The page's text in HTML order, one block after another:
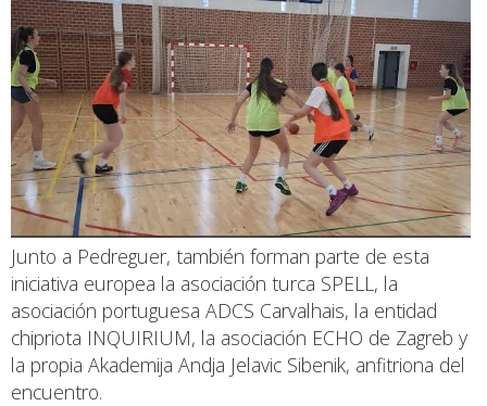
Junto a Pedreguer, también forman parte de esta
iniciativa europea la asociación turca SPELL, la
asociación portuguesa ADCS Carvalhais, la entidad
chipriota INQUIRIUM, la asociación ECHO de Zagreb y
la propia Akademija Andja Jelavic Sibenik, anfitriona del
encuentro.